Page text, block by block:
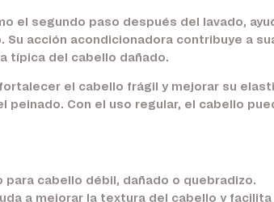
el segundo paso después del lavado,
Su acción acondicionadora contribuye a
típica del cabello dañado.
el cabello frágil y mejorar su
Con el uso regular, el cabello
para cabello débil, dañado o quebradizo.
a mejorar la textura del cabello y